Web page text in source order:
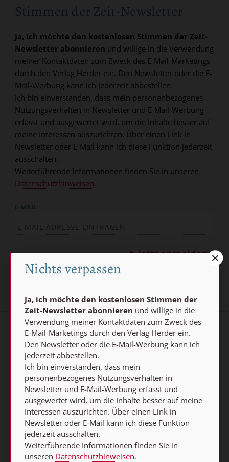
Stimmen der Zeit-Newsletter
Ja, ich möchte den kostenlosen Stimmen der Zeit-
Newsletter abonnieren und willige in die Verwendung
meiner Kontaktdaten zum Zweck des E-Mail-Marketings
durch den Verlag Herder ein. Den Newsletter oder die E-
Mail-Werbung kann ich jederzeit abbestellen.
Ich bin einverstanden, dass mein personenbezogenes
Nutzungsverhalten in Newsletter und E-Mail-Werbung
erfasst und ausgewertet wird, um die Inhalte besser auf
meine Interessen auszurichten. Über einen Link in
Newsletter oder E-Mail kann ich diese Funktion jederzeit
ausschalten.
Weiterführende Informationen finden Sie in unseren
Datenschutzhinweisen.
E-MAIL
Jetzt anmelden
AGB und Widerrufsbelehrung Datenschutz
Barrierefreiheit
Vertrag widerrufen
Abo online kündigen
Nichts verpassen
Ja, ich möchte den kostenlosen Stimmen der
Zeit-Newsletter abonnieren und willige in die
Verwendung meiner Kontaktdaten zum Zweck des
E-Mail-Marketings durch den Verlag Herder ein.
Den Newsletter oder die E-Mail-Werbung kann ich
jederzeit abbestellen.
Ich bin einverstanden, dass mein
personenbezogenes Nutzungsverhalten in
Newsletter und E-Mail-Werbung erfasst und
ausgewertet wird, um die Inhalte besser auf meine
Interessen auszurichten. Über einen Link in
Newsletter oder E-Mail kann ich diese Funktion
jederzeit ausschalten.
Weiterführende Informationen finden Sie in
unseren Datenschutzhinweisen.